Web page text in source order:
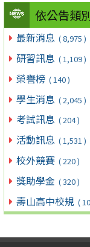
依公告類
最新消息 ( 8,975 )
研習訊息 ( 1,109 )
榮譽榜 ( 140 )
學生消息 ( 2,045 )
考試訊息 ( 204 )
活動訊息 ( 1,531 )
校外競賽 ( 220 )
獎助學金 ( 320 )
壽山高中校規 (